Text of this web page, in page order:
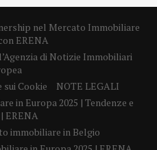
nel Mercato Immobiliare
ERENA
di Notizie Immobiliari
Cookie
NOTE LEGALI
in Europa 2025 | Tendenze e
ERENA
immobiliare in Belgio